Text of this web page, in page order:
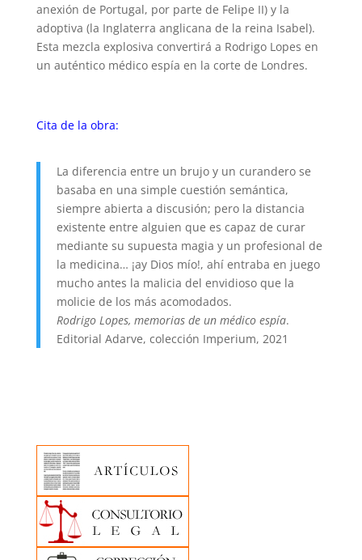
anexión de Portugal, por parte de Felipe II) y la
adoptiva (la Inglaterra anglicana de la reina Isabel).
Esta mezcla explosiva convertirá a Rodrigo Lopes en
un auténtico médico espía en la corte de Londres.
Cita de la obra:
La diferencia entre un brujo y un curandero se
basaba en una simple cuestión semántica,
siempre abierta a discusión; pero la distancia
existente entre alguien que es capaz de curar
mediante su supuesta magia y un profesional de
la medicina… ¡ay Dios mío!, ahí entraba en juego
mucho antes la malicia del envidioso que la
molicie de los más acomodados.
Rodrigo Lopes, memorias de un médico espía.
Editorial Adarve, colección Imperium, 2021